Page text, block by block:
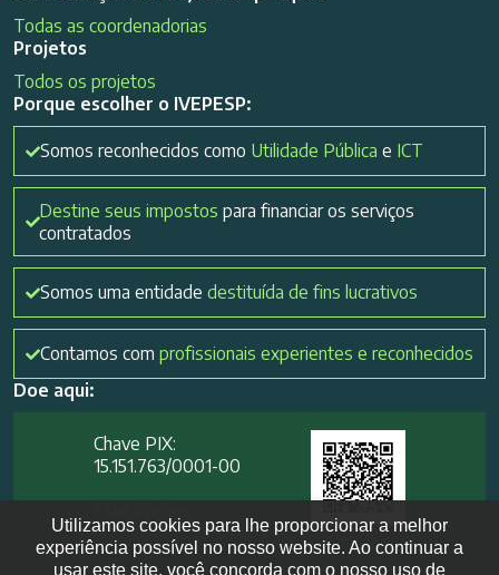
Todas as coordenadorias
Projetos
Todos os projetos
Porque escolher o IVEPESP:
Somos reconhecidos como Utilidade Pública e ICT
Destine seus impostos para financiar os serviços
contratados
Somos uma entidade destituída de fins lucrativos
Contamos com profissionais experientes e reconhecidos
Doe aqui:
Chave PIX:
15.151.763/0001-00​
Utilizamos cookies para lhe proporcionar a melhor
experiência possível no nosso website. Ao continuar a
usar este site, você concorda com o nosso uso de